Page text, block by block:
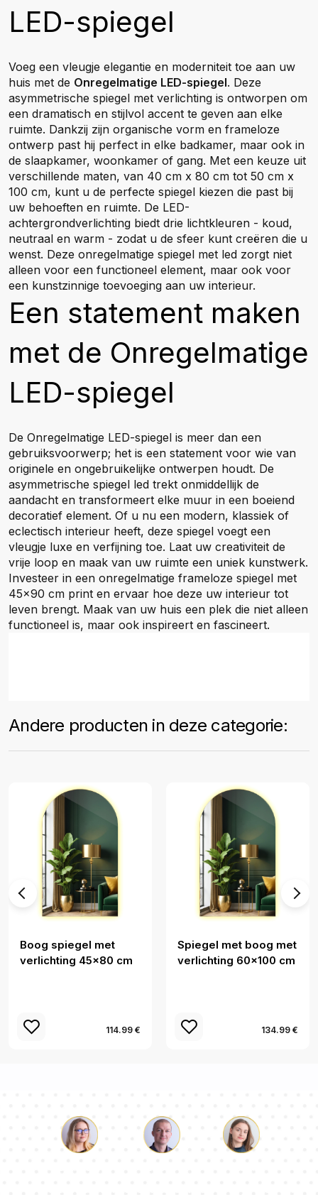
LED-spiegel
Voeg een vleugje elegantie en moderniteit toe aan uw
huis met de Onregelmatige LED-spiegel. Deze
asymmetrische spiegel met verlichting is ontworpen om
een dramatisch en stijlvol accent te geven aan elke
ruimte. Dankzij zijn organische vorm en frameloze
ontwerp past hij perfect in elke badkamer, maar ook in
de slaapkamer, woonkamer of gang. Met een keuze uit
verschillende maten, van 40 cm x 80 cm tot 50 cm x
100 cm, kunt u de perfecte spiegel kiezen die past bij
uw behoeften en ruimte. De LED-
achtergrondverlichting biedt drie lichtkleuren - koud,
neutraal en warm - zodat u de sfeer kunt creëren die u
wenst. Deze onregelmatige spiegel met led zorgt niet
alleen voor een functioneel element, maar ook voor
een kunstzinnige toevoeging aan uw interieur.
Een statement maken
met de Onregelmatige
LED-spiegel
De Onregelmatige LED-spiegel is meer dan een
gebruiksvoorwerp; het is een statement voor wie van
originele en ongebruikelijke ontwerpen houdt. De
asymmetrische spiegel led trekt onmiddellijk de
aandacht en transformeert elke muur in een boeiend
decoratief element. Of u nu een modern, klassiek of
eclectisch interieur heeft, deze spiegel voegt een
vleugje luxe en verfijning toe. Laat uw creativiteit de
vrije loop en maak van uw ruimte een uniek kunstwerk.
Investeer in een onregelmatige frameloze spiegel met
45x90 cm print en ervaar hoe deze uw interieur tot
leven brengt. Maak van uw huis een plek die niet alleen
functioneel is, maar ook inspireert en fascineert.
Andere producten in deze categorie:
Boog spiegel met
verlichting 45x80 cm
114.99 €
Spiegel met boog met
verlichting 60x100 cm
134.99 €